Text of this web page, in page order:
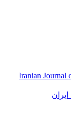
Iranian